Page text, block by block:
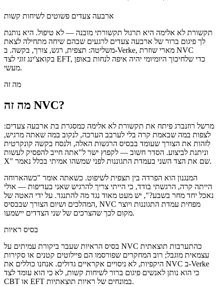
ארבעה צעדים פשוטים לשיחות קשות
תקשורת לא אלימה היא תרגול תקשורתי מובנה — לא טיפול. היא נותנת
לך פיגום ברור של ארבעה צעדים לרגעים שבהם שיחה מתחילה לצאת
משליטה: תצפית, רגש, צורך, בקשה. ב-Verke, מארי שוזרת NVC
בקואצ'ינג זוגי לצד EFT, כדי שלחיכוך היומיומי יהיה איפה לנחות באופן
מעשי.
מה זה
מה זה NVC?
מרשל רוזנברג פיתח את תקשורת לא אלימה כמסגרת בת ארבעה צעדים:
לצפות במה שבאמת קרה בלי לערבב הערכה, לנקוב במה שאתה מרגיש,
לזהות את הצורך שעומד בבסיס הרגשות האלה, ולנסח בקשה קונקרטית
וניתנת לביצוע. הסדר חשוב — לקפוץ ישר ל"אתה חייב להפסיק לעשות
X" שם את הצד השני בעמדת התגוננות לפני שמשהו אמיתי בכלל נאמר.
המנגנון הוא הפרדה בין תצפית לשיפוט. כשאתה אומר "כשהארוחה
הייתה קרה, הרגשתי בודד, כי הייתי צריך להרגיש שאני בעדיפות — אולי
נאכל יחד מחר בשבע?", יש מעט מאוד נגד מה להתנגד. על ידי האטה של
המהלכים ושיום הצורך שבבסיס, NVC מפחית עמדת התגוננות ויוצר
מקום לכך שהצרכים של שני הצדדים יישמעו.
בסיס ראיות
בסיס הראיות שעבר ביקורת עמיתים על NVC כהתערבות תוצאתית
עצמאית מוגבל; רוב המחקרים שפורסמו הם פיילוטים קטנים או סקירות
היקפיות, לא ניסויים אקראיים גדולים. אנחנו כוללים את NVC ב-Verke
כי הוא נותן לאנשים פיגום ברור לשיחות קשות, לא כי הוא עומד לצד
CBT או EFT במונחים של ראיות תוצאתיות.